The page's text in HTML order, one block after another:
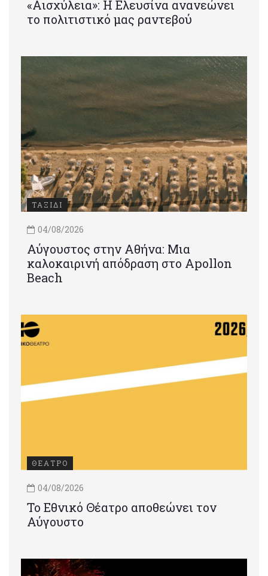
«Αισχύλεια»: Η Ελευσίνα ανανεώνει
το πολιτιστικό μας ραντεβού
ΤΑΞΙΔΙ
04/08/2026
Αύγουστος στην Αθήνα: Μια
καλοκαιρινή απόδραση στο Apollon
Beach
ΘΕΑΤΡΟ
04/08/2026
Το Εθνικό Θέατρο αποθεώνει τον
Αύγουστο